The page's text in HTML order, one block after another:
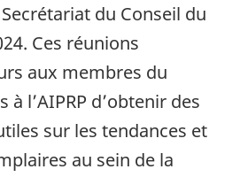
du Conseil du
Ces réunions
aux membres du
l’AIPRP d’obtenir des
sur les tendances et
au sein de la